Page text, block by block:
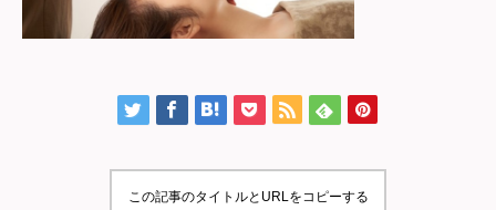
この記事のタイトルとURLをコピーする